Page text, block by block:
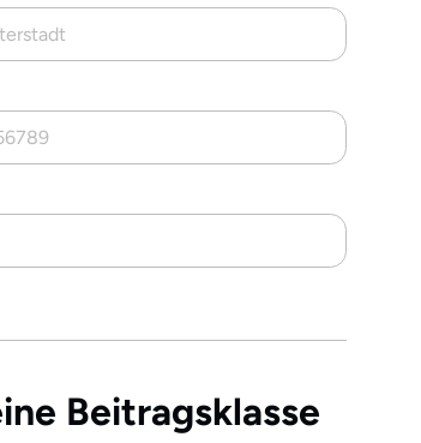
Beitragsklasse